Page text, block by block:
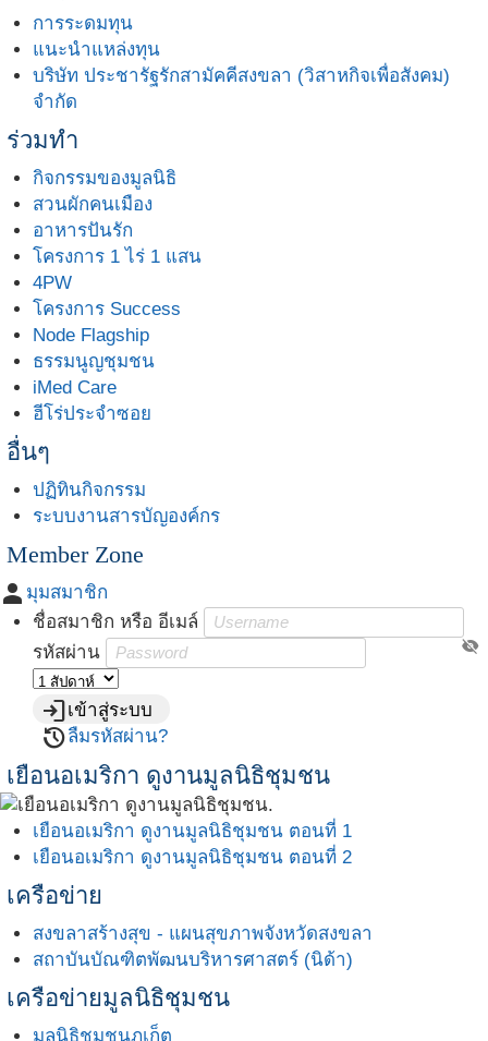
การระดมทุน
แนะนำแหล่งทุน
บริษัท ประชารัฐรักสามัคคีสงขลา (วิสาหกิจเพื่อสังคม)
จำกัด
ร่วมทำ
กิจกรรมของมูลนิธิ
สวนผักคนเมือง
อาหารปันรัก
โครงการ 1 ไร่ 1 แสน
4PW
โครงการ Success
Node Flagship
ธรรมนูญชุมชน
iMed Care
ฮีโร่ประจำซอย
อื่นๆ
ปฏิทินกิจกรรม
ระบบงานสารบัญองค์กร
Member Zone
person มุมสมาชิก
ชื่อสมาชิก หรือ อีเมล์
รหัสผ่าน
visibility_off
loginเข้าสู่ระบบ
restoreลืมรหัสผ่าน?
เยือนอเมริกา ดูงานมูลนิธิชุมชน
เยือนอเมริกา ดูงานมูลนิธิชุมชน ตอนที่ 1
เยือนอเมริกา ดูงานมูลนิธิชุมชน ตอนที่ 2
เครือข่าย
สงขลาสร้างสุข - แผนสุขภาพจังหวัดสงขลา
สถาบันบัณฑิตพัฒนบริหารศาสตร์ (นิด้า)
เครือข่ายมูลนิธิชุมชน
มูลนิธิชุมชนภูเก็ต